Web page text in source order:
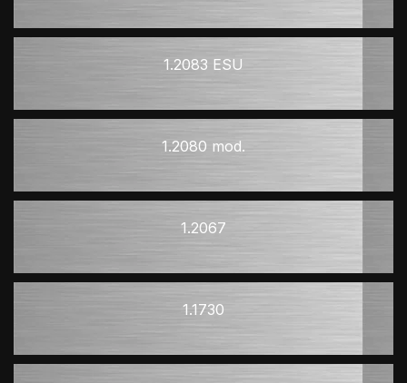
1.2083 ESU
1.2080 mod.
1.2067
1.1730